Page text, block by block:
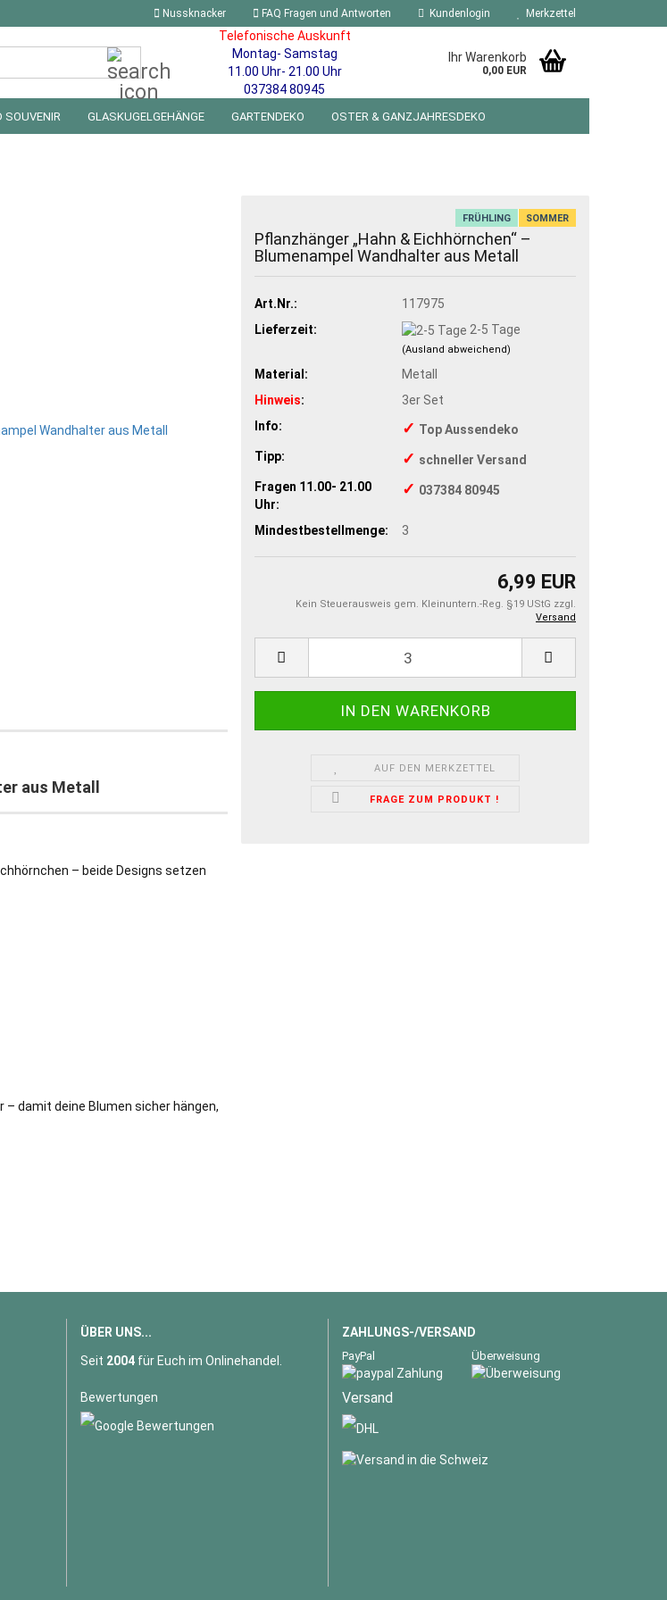
Nussknacker FAQ Fragen und Antworten Kundenlogin Merkzettel
Telefonische Auskunft
Montag- Samstag
11.00 Uhr- 21.00 Uhr
037384 80945
Ihr Warenkorb
0,00 EUR
SOUVENIR GLASKUGELGEHÄNGE GARTENDEKO OSTER & GANZJAHRESDEKO
FRÜHLING SOMMER
Pflanzhänger „Hahn & Eichhörnchen“ –
Blumenampel Wandhalter aus Metall
Art.Nr.:
117975
Lieferzeit:
2-5 Tage
(Ausland abweichend)
Material:
Metall
Hinweis:
3er Set
Info:
✓ Top Aussendeko
Tipp:
✓ schneller Versand
Fragen 11.00- 21.00
Uhr:
✓ 037384 80945
Mindestbestellmenge: 3
6,99 EUR
Kein Steuerausweis gem. Kleinuntern.-Reg. §19 UStG zzgl.
Versand
AUF DEN MERKZETTEL
FRAGE ZUM PRODUKT !
aus Metall
– beide Designs setzen
damit deine Blumen sicher hängen,
ÜBER UNS...
Seit 2004 für Euch im Onlinehandel.
Bewertungen
ZAHLUNGS-/VERSAND
PayPal Überweisung
Versand